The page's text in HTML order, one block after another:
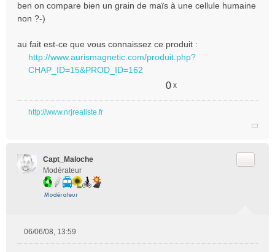
s
s
g
l
ben on compare bien un grain de maïs à une cellule humaine
non ?-)
au fait est-ce que vous connaissez ce produit :
http://www.aurismagnetic.com/produit.php?
CHAP_ID=15&PROD_ID=162
0 x
http://www.nrjrealiste.fr
Capt_Maloche
Modérateur
06/06/08, 13:59